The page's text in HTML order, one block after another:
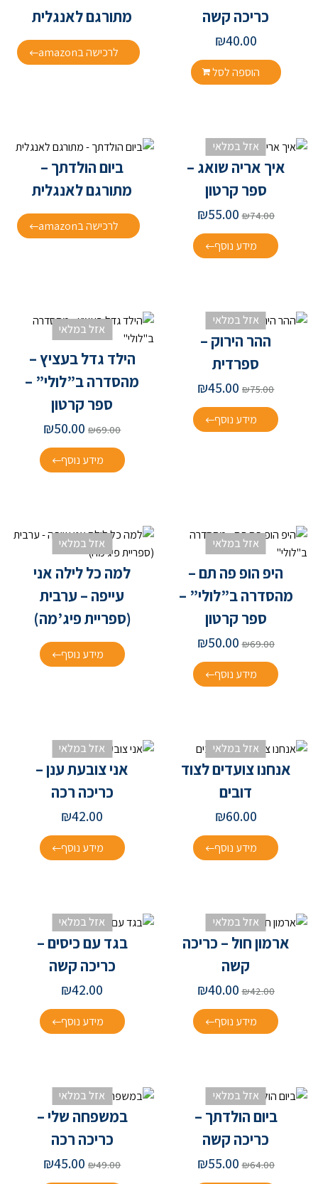
כריכה קשה
₪40.00
הוספה לסל
מתורגם לאנגלית
לרכישה בamazon
אזל במלאי
איך אריה שואג –
ספר קרטון
₪74.00
₪55.00
מידע נוסף
ביום הולדתך –
מתורגם לאנגלית
לרכישה בamazon
אזל במלאי
ההר הירוק –
ספרדית
₪75.00
₪45.00
מידע נוסף
אזל במלאי
הילד גדל בעציץ –
מהסדרה ב”לולי” –
ספר קרטון
₪69.00
₪50.00
מידע נוסף
אזל במלאי
היפ הופ פה תם –
מהסדרה ב”לולי” –
ספר קרטון
₪69.00
₪50.00
מידע נוסף
אזל במלאי
למה כל לילה אני
עייפה – ערבית
(ספריית פיג’מה)
מידע נוסף
אזל במלאי
אנחנו צועדים לצוד
דובים
₪60.00
מידע נוסף
אזל במלאי
אני צובעת ענן –
כריכה רכה
₪42.00
מידע נוסף
אזל במלאי
ארמון חול – כריכה
קשה
₪42.00
₪40.00
מידע נוסף
אזל במלאי
בגד עם כיסים –
כריכה קשה
₪42.00
מידע נוסף
אזל במלאי
ביום הולדתך –
כריכה קשה
₪64.00
₪55.00
אזל במלאי
במשפחה שלי –
כריכה רכה
₪49.00
₪45.00